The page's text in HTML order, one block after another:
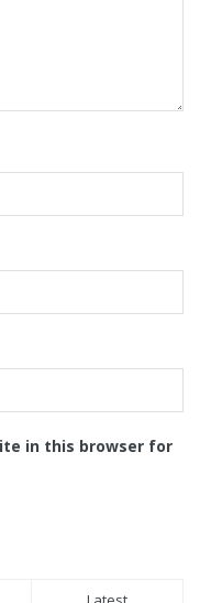
in this browser for